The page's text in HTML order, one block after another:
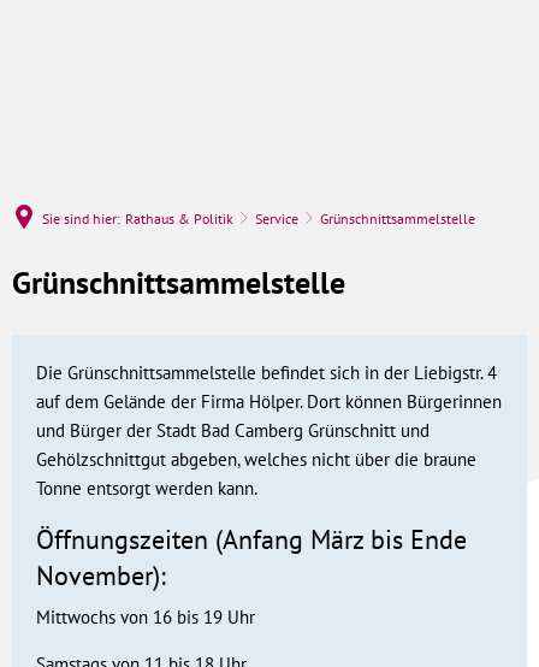
Sie sind hier: Rathaus & Politik Service Grünschnittsammelstelle
Grünschnittsammelstelle
Grünschnittsammelstelle
Die Grünschnittsammelstelle befindet sich in der Liebigstr. 4
auf dem Gelände der Firma Hölper. Dort können Bürgerinnen
und Bürger der Stadt Bad Camberg Grünschnitt und
Gehölzschnittgut abgeben, welches nicht über die braune
Tonne entsorgt werden kann.
Öffnungszeiten (Anfang März bis Ende
November):
Mittwochs von 16 bis 19 Uhr